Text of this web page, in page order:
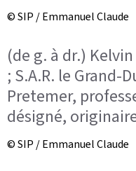
© SIP / Emmanuel Claude
(de g. à dr.)
; S.A.R. le Grand-
Pretemer,
désigné,
© SIP / Emmanuel Claude